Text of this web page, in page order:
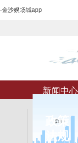
-金沙娱场城app
新闻中心
政策
法规